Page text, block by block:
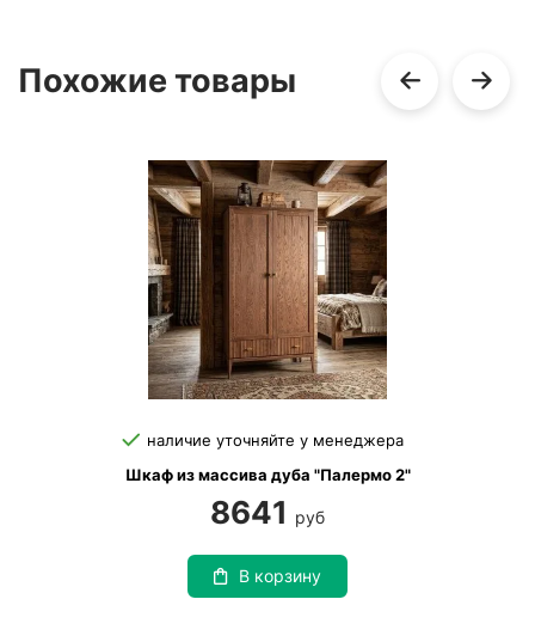
Похожие товары
наличие уточняйте у менеджера
Шкаф из массива дуба "Палермо 2"
8641 руб
В корзину